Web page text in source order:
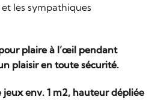
les sympathiques
plaire à l’œil pendant
plaisir en toute sécurité.
jeux env. 1 m2, hauteur dépliée